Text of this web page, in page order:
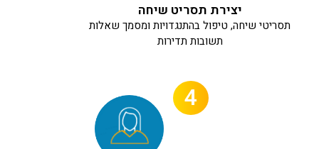
יצירת תסריט שיחה
תסריטי שיחה, טיפול בהתנגדויות ומסמך שאלות
תשובות תדירות
4